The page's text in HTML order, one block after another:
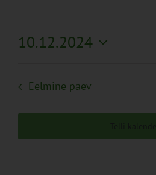
10.12.2024
Eelmine päev